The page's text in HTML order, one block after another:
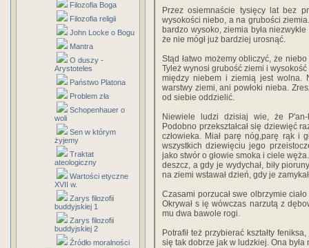
Filozofia Boga
Filozofia religii
John Locke o Bogu
Mantra
O duszy -
Arystoteles
Państwo Platona
Problem zła
Schopenhauer o
woli
Sen w którym
żyjemy
Traktat
ateologiczny
Wartości etyczne
XVII w.
Zarys filozofii
buddyjskiej 1
Zarys filozofii
buddyjskiej 2
Źródło moralności
Przez osiemnaście tysięcy lat bez
wysokości niebo, a na grubości
bardzo wysoko, ziemia była
że nie mógł już bardziej urosnąć.
Stąd łatwo możemy obliczyć, że
Tyleż wynosi grubość ziemi i
między niebem i ziemią jest wolna.
warstwy ziemi, ani powłoki nieba.
od siebie oddzielić.
Niewiele ludzi dzisiaj wie, że P'an-
Podobno przekształcał się dziewięć
człowieka. Miał parę nóg,parę rąk i
wszystkich dziewięciu jego
jako stwór o głowie smoka i ciele
deszcz, a gdy je wydychał, biły
na ziemi wstawał dzień, gdy je
Czasami porzucał swe olbrzymie
Okrywał s ię wówczas narzutą z
mu dwa bawole rogi.
Potrafił też przybierać kształty
się tak dobrze jak w ludzkiej. Ona